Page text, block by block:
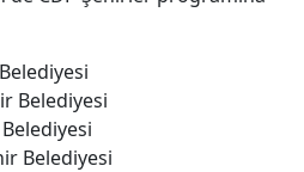
Belediyesi
Belediyesi